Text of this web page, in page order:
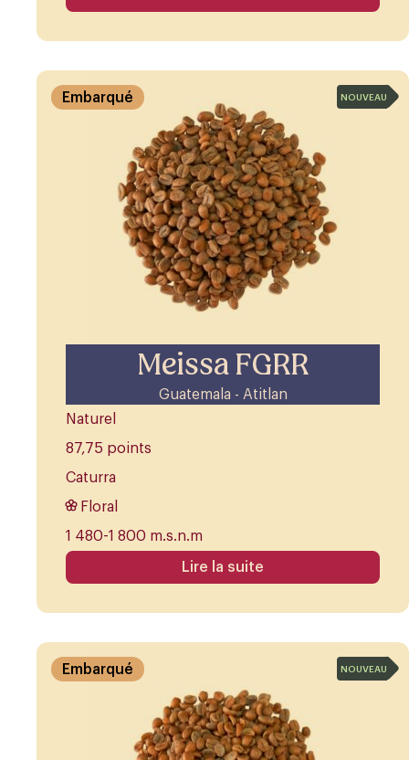
Meissa FGRR
Guatemala - Atitlan
Embarqué
Naturel
87,75 points
Caturra
Floral
1 480-1 800 m.s.n.m
NOUVEAU
Lire la suite
Embarqué NOUVEAU